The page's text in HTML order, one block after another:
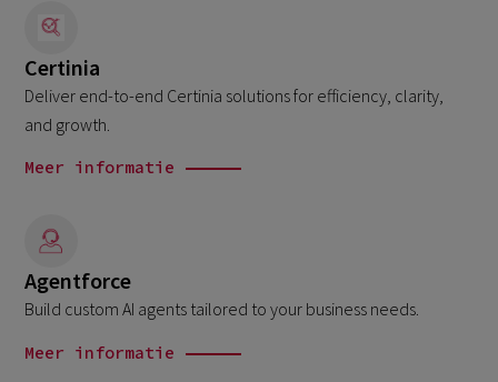
Certinia
Deliver end-to-end Certinia solutions for efficiency, clarity,
and growth.
Meer informatie
Agentforce
Build custom AI agents tailored to your business needs.
Meer informatie